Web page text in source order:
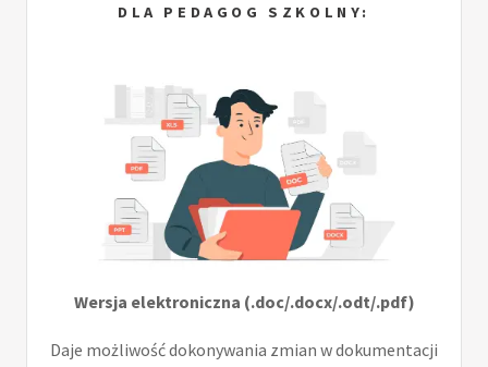
DLA PEDAGOG SZKOLNY:
Wersja elektroniczna (.doc/.docx/.odt/.pdf)
Daje możliwość dokonywania zmian w dokumentacji